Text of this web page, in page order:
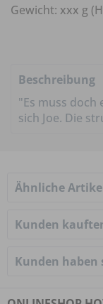
Gewicht: xxx g
Beschreibung
"Es muss doch
sich Joe. Die
Ähnliche
Kunden
Kunden haben